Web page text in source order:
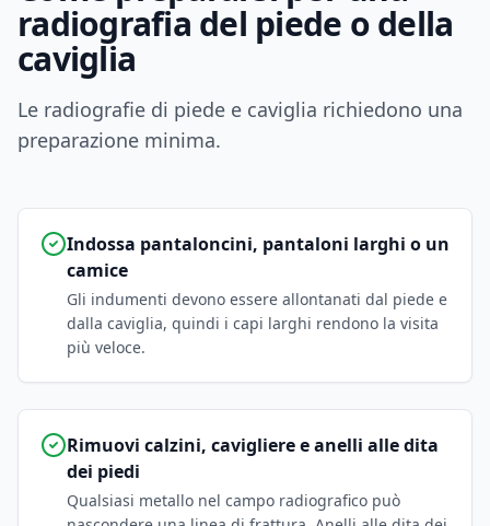
radiografia del piede o della
caviglia
Le radiografie di piede e caviglia richiedono una
preparazione minima.
Indossa pantaloncini, pantaloni larghi o un
camice
Gli indumenti devono essere allontanati dal piede e
dalla caviglia, quindi i capi larghi rendono la visita
più veloce.
Rimuovi calzini, cavigliere e anelli alle dita
dei piedi
Qualsiasi metallo nel campo radiografico può